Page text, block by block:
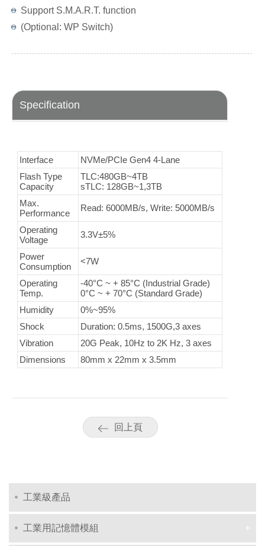
Support S.M.A.R.T. function
(Optional: WP Switch)
Specification
Interface
NVMe/PCIe Gen4 4-Lane
Flash Type
Capacity
TLC:480GB~4TB
sTLC: 128GB~1,3TB
Max.
Performance
Read: 6000MB/s, Write: 5000MB/s
Operating
Voltage
3.3V±5%
Power
Consumption
<7W
Operating
Temp.
-40°C ~ + 85°C (Industrial Grade)
0°C ~ + 70°C (Standard Grade)
Humidity
0%~95%
Shock
Duration: 0.5ms, 1500G,3 axes
Vibration
20G Peak, 10Hz to 2K Hz, 3 axes
Dimensions
80mm x 22mm x 3.5mm
回上頁
工業級產品
工業用記憶體模組